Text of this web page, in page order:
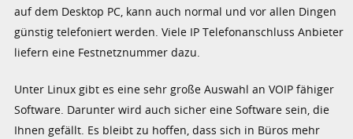
auf dem Desktop PC, kann auch normal und vor allen Dingen
günstig telefoniert werden. Viele IP Telefonanschluss Anbieter
liefern eine Festnetznummer dazu.
Unter Linux gibt es eine sehr große Auswahl an VOIP fähiger
Software. Darunter wird auch sicher eine Software sein, die
Ihnen gefällt. Es bleibt zu hoffen, dass sich in Büros mehr